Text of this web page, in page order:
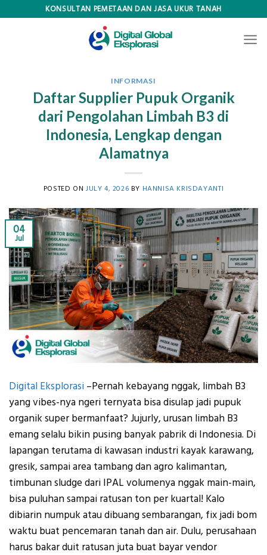
KONSULTAN PEMETAAN DAN JASA UKUR TANAH
INFORMASI
Daftar Supplier Pupuk Organik
dari Pengolahan Limbah B3 di
Indonesia, Lengkap dengan
Alamatnya
POSTED ON JULY 4, 2026 BY HANNISA KRISDAYANTI
04
Jul
Digital Eksplorasi –Pernah kebayang nggak, limbah B3
yang vibes-nya ngeri ternyata bisa disulap jadi pupuk
organik super bermanfaat? Jujurly, urusan limbah B3
emang selalu bikin pusing banyak pabrik di Indonesia. Di
lapangan terutama di kawasan industri kayak karawang,
gresik, sampai area tambang dan agro kalimantan,
timbunan sludge dari IPAL volumenya nggak main-main,
bisa puluhan sampai ratusan ton per kuartal! Kalo
dibiarin numpuk atau dibuang sembarangan, fix jadi bom
waktu buat pencemaran tanah dan air. Dulu, perusahaan
harus bakar duit ratusan juta buat bayar vendor